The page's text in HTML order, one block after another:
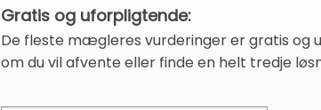
Gratis og uforpligtende:
De fleste mægleres vurderinger er gratis og
om du vil afvente eller finde en helt tredje